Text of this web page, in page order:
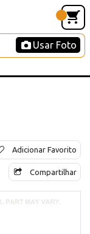
Usar Foto
Adicionar Favorito
Compartilhar